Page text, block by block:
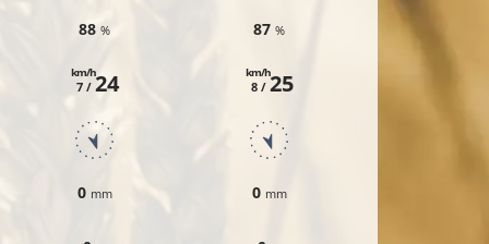
88%
7 /
km/h24
0 mm
87%
8 /
km/h25
0 mm